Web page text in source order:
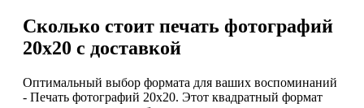
Сколько стоит печать фотографий
20х20 с доставкой
Оптимальный выбор формата для ваших воспоминаний
- Печать фотографий 20х20. Этот квадратный формат